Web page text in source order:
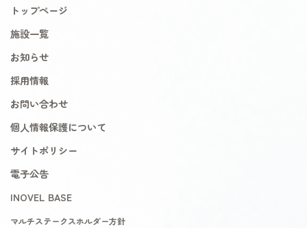
トップページ
施設一覧
お知らせ
採用情報
お問い合わせ
個人情報保護について
サイトポリシー
電子公告
INOVEL BASE
マルチステークスホルダー方針